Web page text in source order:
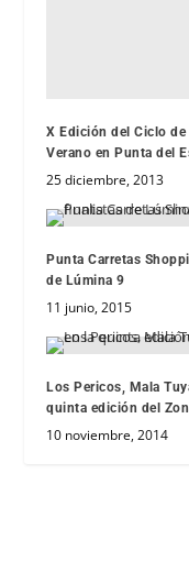
X Edición del Ciclo
Verano en Punta del
25 diciembre, 2013
Punta Carretas
de Lúmina 9
11 junio, 2015
Los Pericos, Mala
quinta edición del
10 noviembre, 2014